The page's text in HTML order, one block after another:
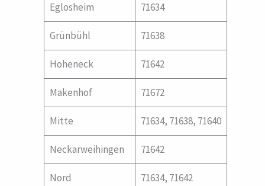
Eglosheim 71634
Grünbühl 71638
Hoheneck 71642
Makenhof 71672
Mitte 71634, 71638, 71640
Neckarweihingen 71642
Nord 71634, 71642